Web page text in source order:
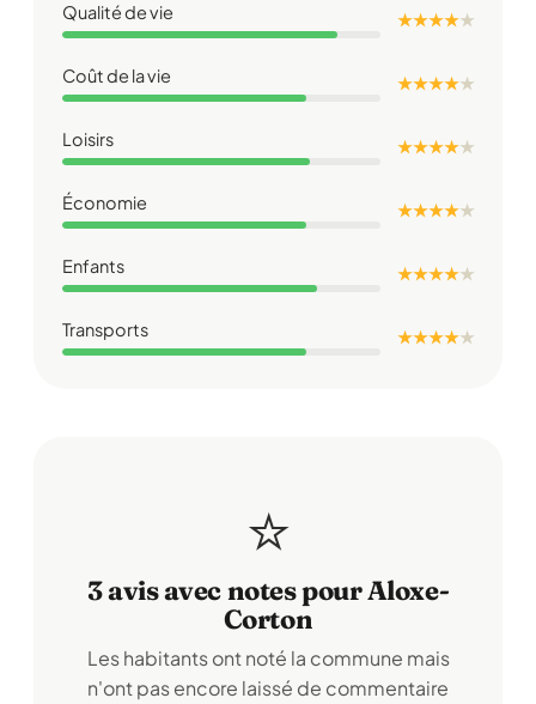
Qualité de vie ★ ★ ★ ★★
Coût de la vie ★ ★ ★ ★★
Loisirs ★ ★ ★ ★★
Économie ★ ★ ★ ★★
Enfants ★ ★ ★ ★★
Transports ★ ★ ★ ★★
⭐
3 avis avec notes pour Aloxe-
Corton
Les habitants ont noté la commune mais
n'ont pas encore laissé de commentaire